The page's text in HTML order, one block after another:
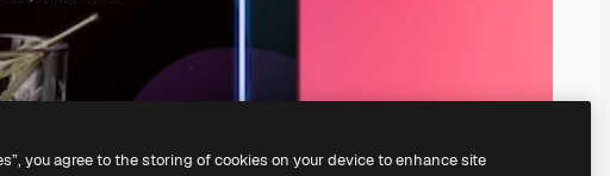
you agree to the storing of cookies on your device to enhance site